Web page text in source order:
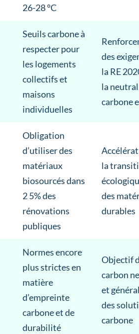
26-28 °C
Seuils carbone à
respecter pour
les logements
collectifs et
maisons
individuelles
des
la RE
la
carbone
Obligation
d’utiliser des
matériaux
biosourcés dans
2 5% des
rénovations
publiques
la
des
durables
Normes encore
plus strictes en
matière
d’empreinte
carbone et de
durabilité
Objectif
carbon
et
des
carbone